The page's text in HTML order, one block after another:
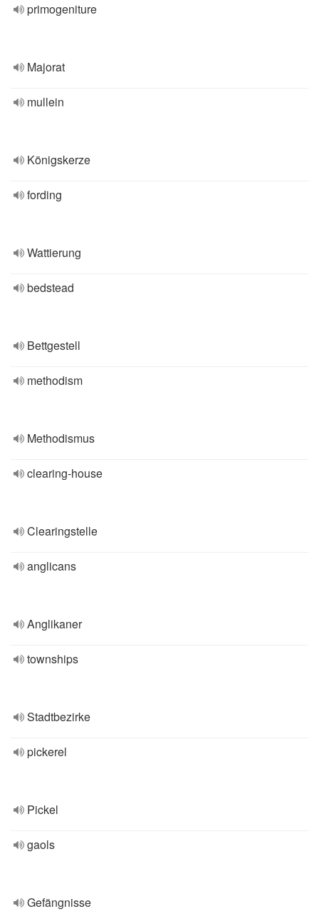
primogeniture
Majorat
mullein
Königskerze
fording
Wattierung
bedstead
Bettgestell
methodism
Methodismus
clearing-house
Clearingstelle
anglicans
Anglikaner
townships
Stadtbezirke
pickerel
Pickel
gaols
Gefängnisse